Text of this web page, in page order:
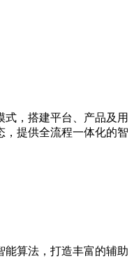
式，搭建平台、产品及用
，提供全流程一体化的智
能算法，打造丰富的辅助